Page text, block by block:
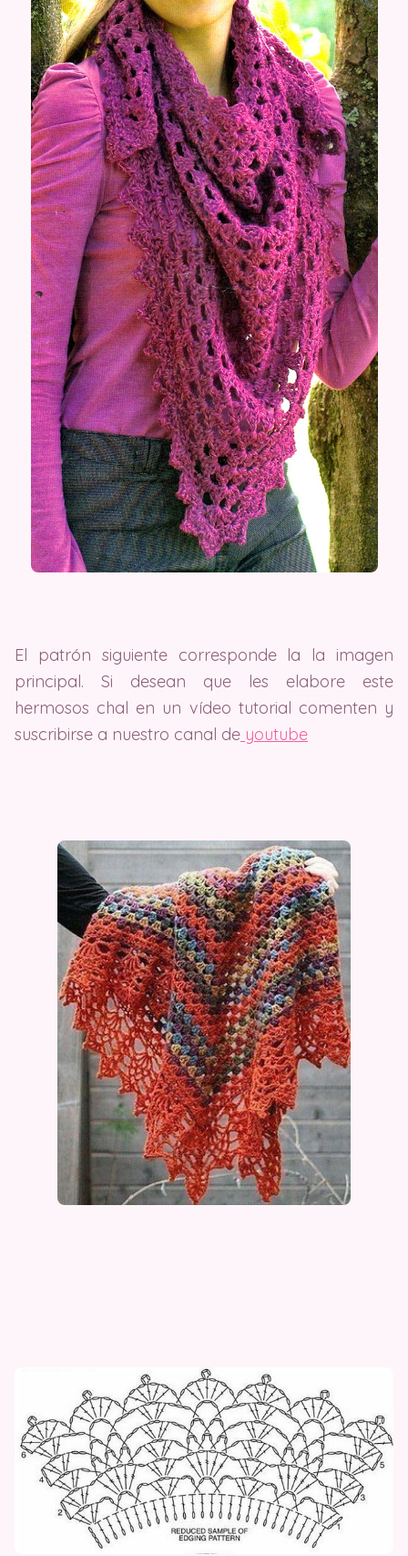
El patrón siguiente corresponde la la imagen
principal. Si desean que les elabore este
hermosos chal en un vídeo tutorial comenten y
suscribirse a nuestro canal de youtube